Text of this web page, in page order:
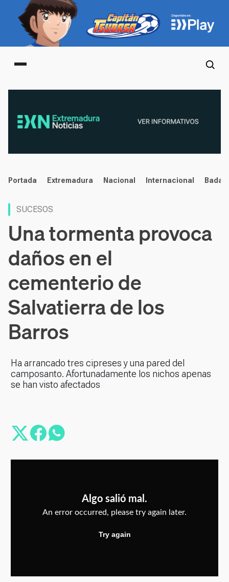
Main menu
noticias
Portada Extremadura Nacional Internacional
SUCESOS
Una tormenta provoca
daños en el
cementerio de
Salvatierra de los
Barros
Ha arrancado tres cipreses y una pared del
camposanto. Afortunadamente los nichos apenas
se han visto afectados